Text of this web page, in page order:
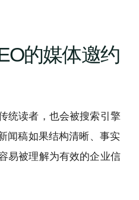
的媒体邀约
统读者，也会被搜索引擎
闻稿如果结构清晰、事实
易被理解为有效的企业信